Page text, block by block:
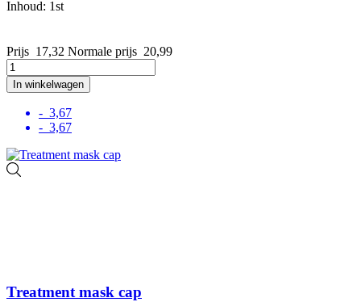
Inhoud: 1st
Prijs 17,32 Normale prijs 20,99
In winkelwagen
- 3,67
- 3,67
Treatment mask cap